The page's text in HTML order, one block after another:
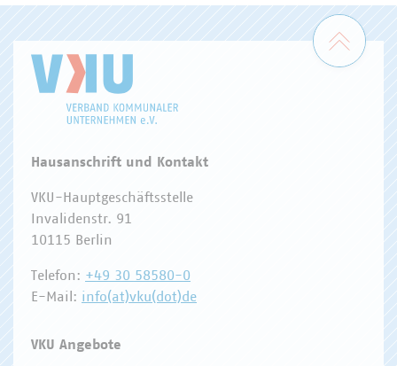
Zum
Hausanschrift und Kontakt
VKU-Hauptgeschäftsstelle
Invalidenstr. 91
10115 Berlin
Telefon: +49 30 58580-0
E-Mail: info(at)vku(dot)de
VKU Angebote